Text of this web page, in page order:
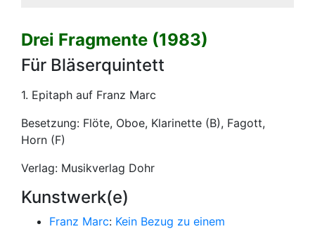
Drei Fragmente (1983)
Für Bläserquintett
1. Epitaph auf Franz Marc
Besetzung: Flöte, Oboe, Klarinette (B), Fagott,
Horn (F)
Verlag: Musikverlag Dohr
Kunstwerk(e)
Franz Marc: Kein Bezug zu einem